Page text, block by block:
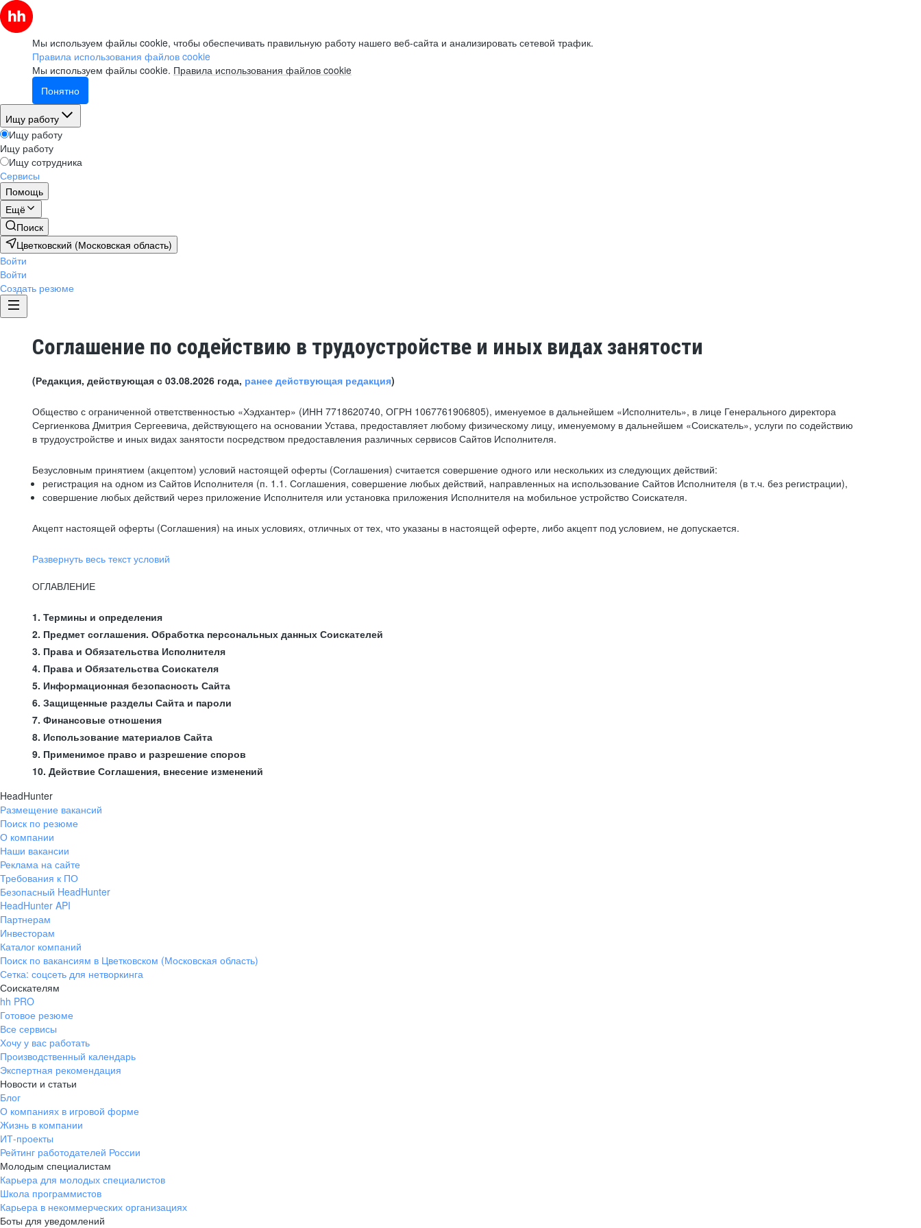
Мы используем файлы cookie, чтобы обеспечивать правильную работу нашего веб-сайта и анализировать сетевой трафик.
Правила использования файлов cookie
Мы используем файлы cookie. Правила использования файлов cookie
Понятно
Ищу работу
Ищу работу
Ищу работу
Ищу сотрудника
Сервисы
Помощь
Ещё
Поиск
Цветковский (Московская область)
Войти
Войти
Создать резюме
Соглашение по содействию в трудоустройстве и иных видах занятости
(Редакция, действующая с 03.08.2026 года, ранее действующая редакция)
Общество с ограниченной ответственностью «Хэдхантер» (ИНН 7718620740, ОГРН 1067761906805), именуемое в дальнейшем «Исполнитель», в лице Генерального директора
Сергиенкова Дмитрия Сергеевича, действующего на основании Устава, предоставляет любому физическому лицу, именуемому в дальнейшем «Соискатель», услуги по содействию
в трудоустройстве и иных видах занятости посредством предоставления различных сервисов Сайтов Исполнителя.
Безусловным принятием (акцептом) условий настоящей оферты (Соглашения) считается совершение одного или нескольких из следующих действий:
регистрация на одном из Сайтов Исполнителя (п. 1.1. Соглашения, совершение любых действий, направленных на использование Сайтов Исполнителя (в т.ч. без регистрации),
совершение любых действий через приложение Исполнителя или установка приложения Исполнителя на мобильное устройство Соискателя.
Акцепт настоящей оферты (Соглашения) на иных условиях, отличных от тех, что указаны в настоящей оферте, либо акцепт под условием, не допускается.
Развернуть весь текст условий
ОГЛАВЛЕНИЕ
1. Термины и определения
2. Предмет соглашения. Обработка персональных данных Соискателей
3. Права и Обязательства Исполнителя
4. Права и Обязательства Соискателя
5. Информационная безопасность Сайта
6. Защищенные разделы Сайта и пароли
7. Финансовые отношения
8. Использование материалов Сайта
9. Применимое право и разрешение споров
10. Действие Соглашения, внесение изменений
HeadHunter
Размещение вакансий
Поиск по резюме
О компании
Наши вакансии
Реклама на сайте
Требования к ПО
Безопасный HeadHunter
HeadHunter API
Партнерам
Инвесторам
Каталог компаний
Поиск по вакансиям в Цветковском (Московская область)
Сетка: соцсеть для нетворкинга
Соискателям
hh PRO
Готовое резюме
Все сервисы
Хочу у вас работать
Производственный календарь
Экспертная рекомендация
Новости и статьи
Блог
О компаниях в игровой форме
Жизнь в компании
ИТ-проекты
Рейтинг работодателей России
Молодым специалистам
Карьера для молодых специалистов
Школа программистов
Карьера в некоммерческих организациях
Боты для уведомлений